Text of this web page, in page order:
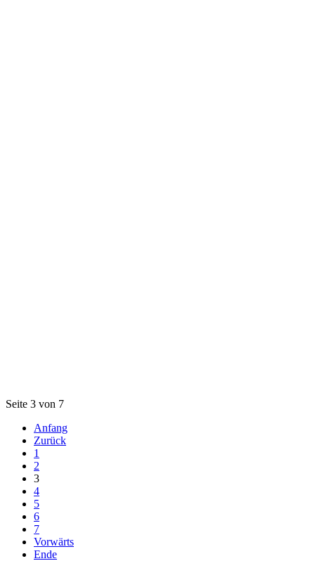
Seite 3 von 7
Anfang
Zurück
1
2
3
4
5
6
7
Vorwärts
Ende